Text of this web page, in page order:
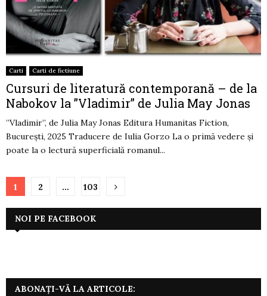
Carti Carti de fictiune
Cursuri de literatură contemporană – de la
Nabokov la ”Vladimir” de Julia May Jonas
”Vladimir”, de Julia May Jonas Editura Humanitas Fiction,
București, 2025 Traducere de Iulia Gorzo La o primă vedere și
poate la o lectură superficială romanul...
Paginație
articole
1 2 … 103
NOI PE FACEBOOK
ABONAȚI-VĂ LA ARTICOLE: